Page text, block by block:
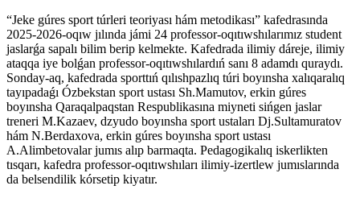
“Jeke gúres sport túrleri teoriyası hám metodikası” kafedrasında
2025-2026-oqıw jılında jámi 24 professor-oqıtıwshılarımız student
jaslarǵa sapalı bilim berip kelmekte. Kafedrada ilimiy dáreje, ilimiy
ataqqa iye bolǵan professor-oqıtıwshılardıń sanı 8 adamdı quraydı.
Sonday-aq, kafedrada sporttıń qılıshpazlıq túri boyınsha xalıqaralıq
tayıpadaǵı Ózbekstan sport ustası Sh.Mamutov, erkin gúres
boyınsha Qaraqalpaqstan Respublikasına miyneti sińgen jaslar
treneri M.Kazaev, dzyudo boyınsha sport ustaları Dj.Sultamuratov
hám N.Berdaxova, erkin gúres boyınsha sport ustası
A.Alimbetovalar jumıs alıp barmaqta. Pedagogikalıq iskerlikten
tısqarı, kafedra professor-oqıtıwshıları ilimiy-izertlew jumıslarında
da belsendilik kórsetip kiyatır.